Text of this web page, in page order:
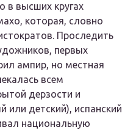
в высших кругах
которая, словно
Проследить
первых
ампир, но местная
всем
дерзости и
или детский), испанский
национальную